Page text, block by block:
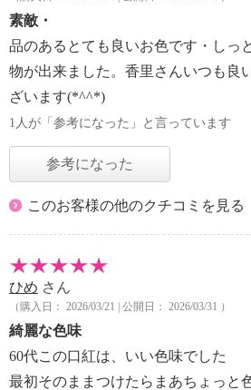
素敵・
品のあるとても良いお色です・しっ
物が出来ました。香里さんいつも良
ざいます(*^^*)
1人が「参考になった」と言っています
参考になった
このお客様の他のクチコミを見る
ひめ さん
（購入日： 2026/03/21 | 公開日： 2026/03/31 ）
綺麗な色味
60代この口紅は、いい色味でした
最初そのままつけたらまあちょっと